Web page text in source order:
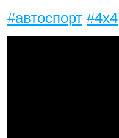
#автоспорт #4x4